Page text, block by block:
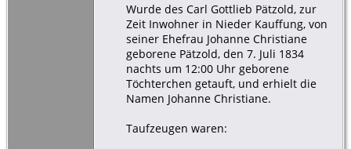
Wurde des Carl Gottlieb Pätzold, zur
Zeit Inwohner in Nieder Kauffung, von
seiner Ehefrau Johanne Christiane
geborene Pätzold, den 7. Juli 1834
nachts um 12:00 Uhr geborene
Töchterchen getauft, und erhielt die
Namen Johanne Christiane.
Taufzeugen waren: